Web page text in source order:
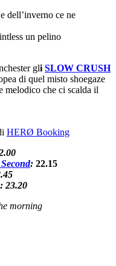
dell’inverno ce ne
un pelino
gli SLOW CRUSH
di quel misto shoegaze
melodico che ci scalda il
HERØ Booking
: 22.15
23.20
morning